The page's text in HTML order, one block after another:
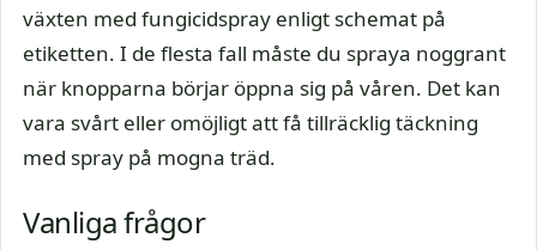
växten med fungicidspray enligt schemat på
etiketten. I de flesta fall måste du spraya noggrant
när knopparna börjar öppna sig på våren. Det kan
vara svårt eller omöjligt att få tillräcklig täckning
med spray på mogna träd.
Vanliga frågor